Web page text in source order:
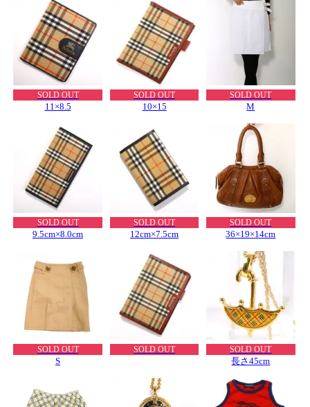
SOLD OUT
11×8.5
SOLD OUT
10×15
SOLD OUT
M
SOLD OUT
9.5cm×8.0cm
SOLD OUT
12cm×7.5cm
SOLD OUT
36×19×14cm
SOLD OUT
S
SOLD OUT SOLD OUT
長さ45cm